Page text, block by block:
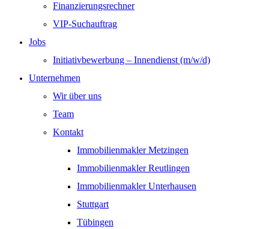
Finanzierungsrechner
VIP-Suchauftrag
Jobs
Initiativbewerbung – Innendienst (m/w/d)
Unternehmen
Wir über uns
Team
Kontakt
Immobilienmakler Metzingen
Immobilienmakler Reutlingen
Immobilienmakler Unterhausen
Stuttgart
Tübingen